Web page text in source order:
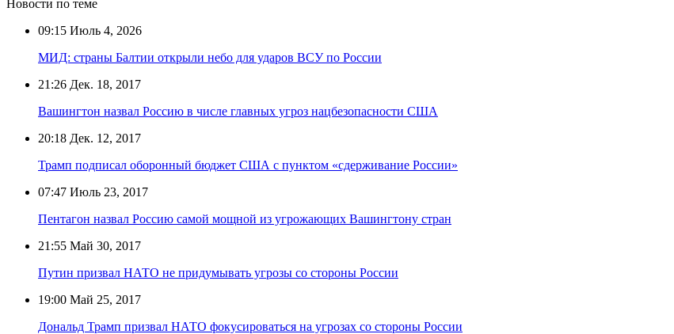
Новости по теме
09:15 Июль 4, 2026
МИД: страны Балтии открыли небо для ударов ВСУ по России
21:26 Дек. 18, 2017
Вашингтон назвал Россию в числе главных угроз нацбезопасности США
20:18 Дек. 12, 2017
Трамп подписал оборонный бюджет США с пунктом «сдерживание России»
07:47 Июль 23, 2017
Пентагон назвал Россию самой мощной из угрожающих Вашингтону стран
21:55 Май 30, 2017
Путин призвал НАТО не придумывать угрозы со стороны России
19:00 Май 25, 2017
Дональд Трамп призвал НАТО фокусироваться на угрозах со стороны России